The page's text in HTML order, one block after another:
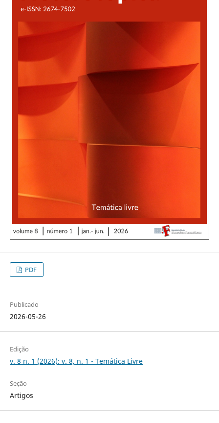
PDF
Publicado
2026-05-26
Edição
v. 8 n. 1 (2026): v. 8, n. 1 - Temática Livre
Seção
Artigos